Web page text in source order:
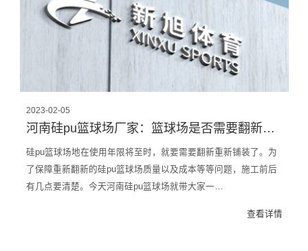
2023-02-05
河南硅pu篮球场厂家：篮球场是否需要翻新施工，你只需要了解这些
硅pu篮球场地在使用年限将至时，就要需要翻新重新铺装了。为
了保障重新翻新的硅pu篮球场质量以及成本等等问题，施工前后
有几点要清楚。今天河南硅pu篮球场就带大家一…
查看详情